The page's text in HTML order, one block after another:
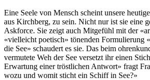
Eine Seele von Mensch scheint unsere
aus Kirchberg, zu sein. Nicht nur ist sie eine
Askforce. Sie zeigt auch Mitgefühl mit der
«vielleicht poetisch» tönenden For­mulierung
die See» schaudert es sie. Das beim
vermutete Weh der See versetzt ihr einen
Erwartung einer tröstlichen Antwort» fragt
wozu und womit sticht ein Schiff in See?»